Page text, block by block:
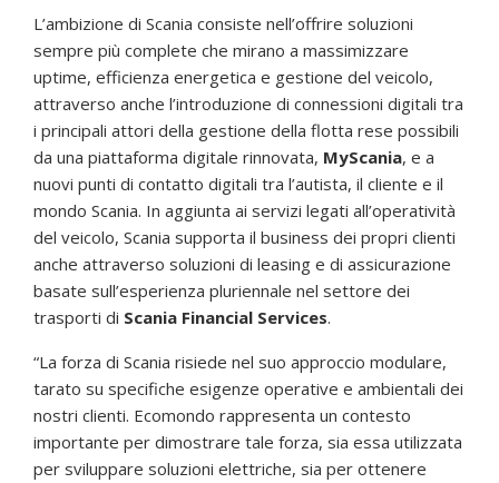
L’ambizione di Scania consiste nell’offrire soluzioni
sempre più complete che mirano a massimizzare
uptime, efficienza energetica e gestione del veicolo,
attraverso anche l’introduzione di connessioni digitali tra
i principali attori della gestione della flotta rese possibili
da una piattaforma digitale rinnovata, MyScania, e a
nuovi punti di contatto digitali tra l’autista, il cliente e il
mondo Scania. In aggiunta ai servizi legati all’operatività
del veicolo, Scania supporta il business dei propri clienti
anche attraverso soluzioni di leasing e di assicurazione
basate sull’esperienza pluriennale nel settore dei
trasporti di Scania Financial Services.
“La forza di Scania risiede nel suo approccio modulare,
tarato su specifiche esigenze operative e ambientali dei
nostri clienti. Ecomondo rappresenta un contesto
importante per dimostrare tale forza, sia essa utilizzata
per sviluppare soluzioni elettriche, sia per ottenere